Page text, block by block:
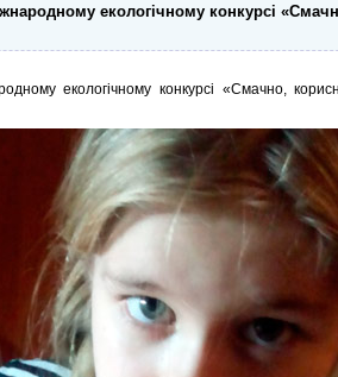
екологічному конкурсі
екологічному конкурсі «Смачно,